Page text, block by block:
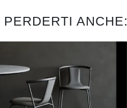
PERDERTI ANCHE: